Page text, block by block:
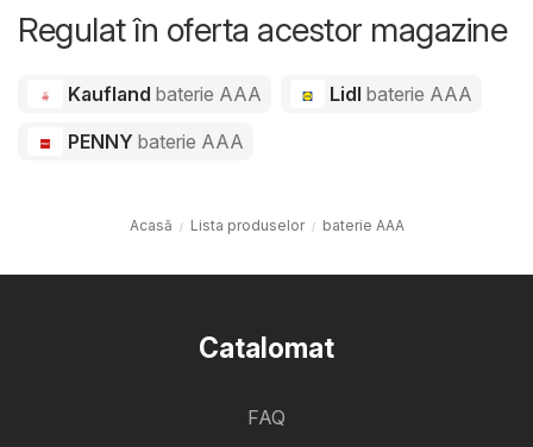
Regulat în oferta acestor magazine
Kaufland baterie AAA Lidlbaterie AAA
PENNY baterie AAA
Acasă Lista produselor baterie AAA
Catalomat
FAQ